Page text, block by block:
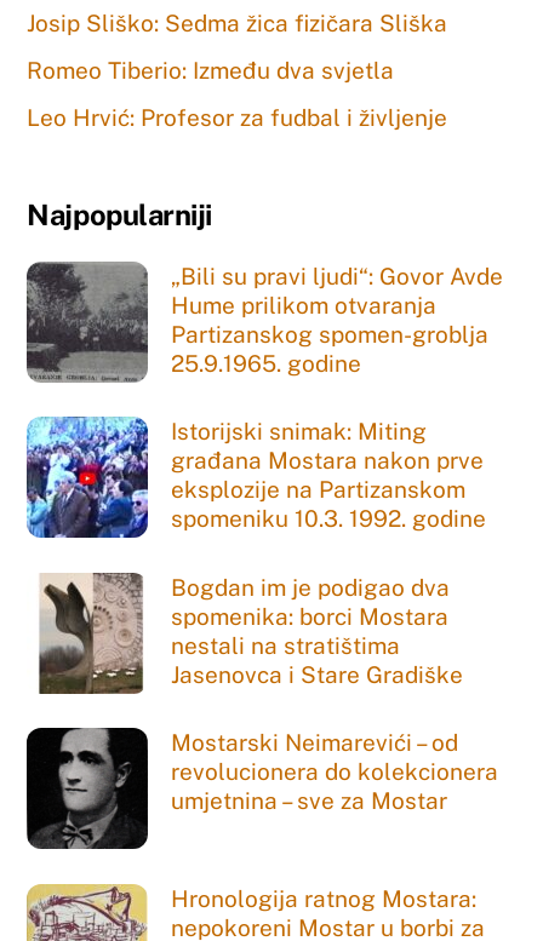
Josip Sliško: Sedma žica fizičara Sliška
Romeo Tiberio: Između dva svjetla
Leo Hrvić: Profesor za fudbal i življenje
Najpopularniji
„Bili su pravi ljudi“: Govor Avde
Hume prilikom otvaranja
Partizanskog spomen-groblja
25.9.1965. godine
Istorijski snimak: Miting
građana Mostara nakon prve
eksplozije na Partizanskom
spomeniku 10.3. 1992. godine
Bogdan im je podigao dva
spomenika: borci Mostara
nestali na stratištima
Jasenovca i Stare Gradiške
Mostarski Neimarevići – od
revolucionera do kolekcionera
umjetnina – sve za Mostar
Hronologija ratnog Mostara:
nepokoreni Mostar u borbi za